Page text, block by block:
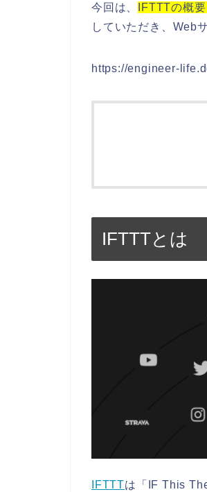
今回は、 IFTTTの概
していただき、Web
https://engineer-
IFTTTとは
IFTTTは「 IF This